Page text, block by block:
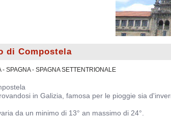
di Compostela
SPAGNA - SPAGNA SETTENTRIONALE
in Galizia, famosa per le pioggie sia
da un minimo di 13° an massimo di 24°.